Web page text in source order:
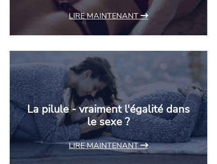
LIRE MAINTENANT
La pilule - vraiment l'égalité dans
le sexe ?
LIRE MAINTENANT